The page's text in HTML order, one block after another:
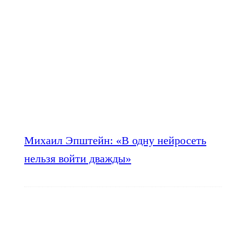
Михаил Эпштейн: «В одну нейросеть
нельзя войти дважды»